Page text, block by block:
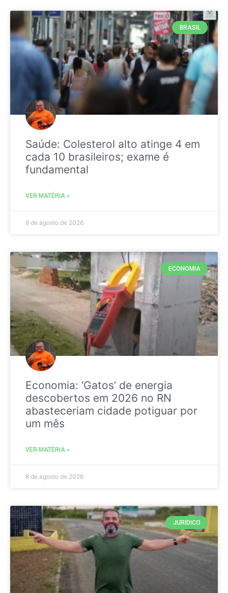
BRASIL
Saúde: Colesterol alto atinge 4 em
cada 10 brasileiros; exame é
fundamental
VER MATÉRIA »
8 de agosto de 2026
ECONOMIA
Economia: ‘Gatos’ de energia
descobertos em 2026 no RN
abasteceriam cidade potiguar por
um mês
VER MATÉRIA »
8 de agosto de 2026
JURIDICO